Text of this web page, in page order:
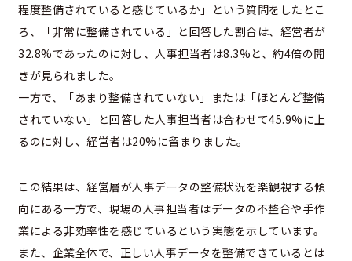
程度整備されていると感じているか」という質問をしたとこ
ろ、「非常に整備されている」と回答した割合は、経営者が
32.8%であったのに対し、人事担当者は8.3%と、約4倍の開
きが見られました。
一方で、「あまり整備されていない」または「ほとんど整備
されていない」と回答した人事担当者は合わせて45.9%に上
るのに対し、経営者は20%に留まりました。
この結果は、経営層が人事データの整備状況を楽観視する傾
向にある一方で、現場の人事担当者はデータの不整合や手作
業による非効率性を感じているという実態を示しています。
また、企業全体で、正しい人事データを整備できているとは